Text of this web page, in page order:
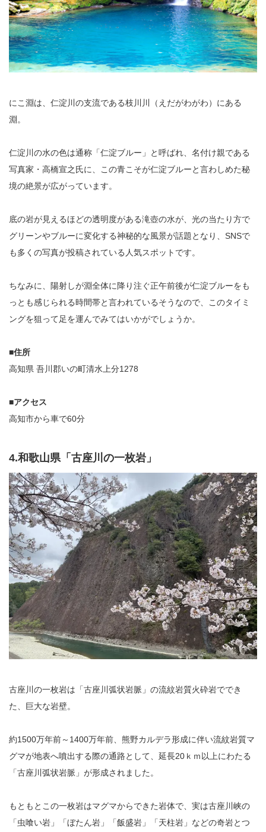
にこ淵は、仁淀川の支流である枝川川（えだがわがわ）にある
淵。
仁淀川の水の色は通称「仁淀ブルー」と呼ばれ、名付け親である
写真家・高橋宣之氏に、この青こそが仁淀ブルーと言わしめた秘
境の絶景が広がっています。
底の岩が見えるほどの透明度がある滝壺の水が、光の当たり方で
グリーンやブルーに変化する神秘的な風景が話題となり、SNSで
も多くの写真が投稿されている人気スポットです。
ちなみに、陽射しが淵全体に降り注ぐ正午前後が仁淀ブルーをも
っとも感じられる時間帯と言われているそうなので、このタイミ
ングを狙って足を運んでみてはいかがでしょうか。
■住所
高知県 吾川郡いの町清水上分1278
■アクセス
高知市から車で60分
4.和歌山県「古座川の一枚岩」
古座川の一枚岩は「古座川弧状岩脈」の流紋岩質火砕岩ででき
た、巨大な岩壁。
約1500万年前～1400万年前、熊野カルデラ形成に伴い流紋岩質マ
グマが地表へ噴出する際の通路として、延長20ｋｍ以上にわたる
「古座川弧状岩脈」が形成されました。
もともとこの一枚岩はマグマからできた岩体で、実は古座川峡の
「虫喰い岩」「ぼたん岩」「飯盛岩」「天柱岩」などの奇岩とつ